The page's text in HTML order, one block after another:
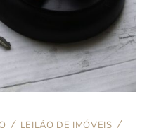
LEILÃO DE IMÓVEIS